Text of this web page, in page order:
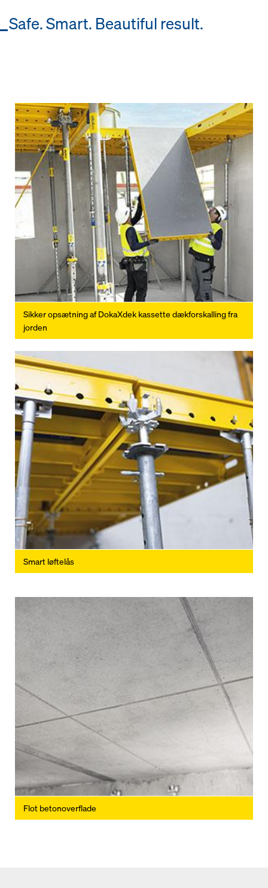
Safe. Smart. Beautiful result.
Sikker opsætning af DokaXdek kassette dækforskalling fra
jorden
Smart løftelås
Flot betonoverflade